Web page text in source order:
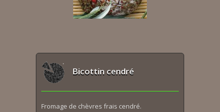
Bicottin cendré
Fromage de chèvres frais cendré.